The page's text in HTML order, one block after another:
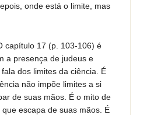
onde está o limite, mas
capítulo 17 (p. 103-106) é
a presença de judeus e
dos limites da ciência. É
não impõe limites a si
de suas mãos. É o mito de
escapa de suas mãos. É